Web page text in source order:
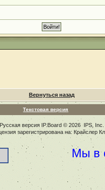
Вернуться назад
Текстовая версия
Русская версия IP.Board© 2026IPS, Inc
зарегистрирована на: Крайслер
Мы в